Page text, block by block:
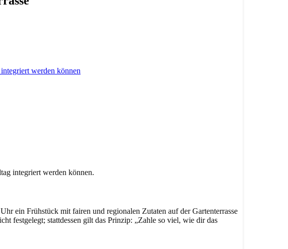
integriert werden können.
ein Frühstück mit fairen und regionalen Zutaten auf der Gartenterrasse
festgelegt; stattdessen gilt das Prinzip: „Zahle so viel, wie dir das